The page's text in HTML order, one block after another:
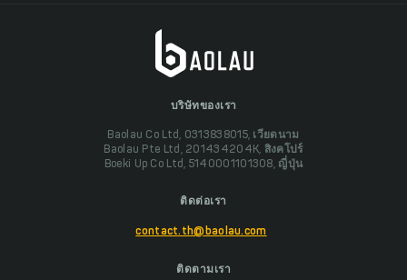
บริษัทของเรา
Baolau Co Ltd, 0313838015, เวียดนาม
Baolau Pte Ltd, 201434204K, สิงคโปร์
Boeki Up Co Ltd, 5140001101308, ญี่ปุ่น
ติดต่อเรา
contact.th@baolau.com
ติดตามเรา